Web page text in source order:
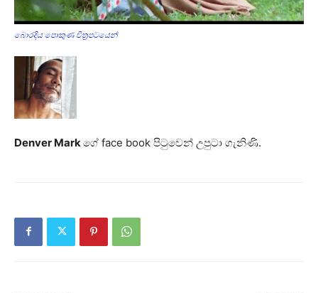
බොරදිය පොකුණ චිත්‍රපටයෙන්
Denver Mark ගේ face book පිටුවෙන් උපුටා ගැනිණි.